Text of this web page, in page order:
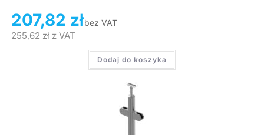
207,82 złbez VAT
255,62 złz VAT
Dodaj do koszyka